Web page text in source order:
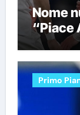
Nome
“Piace
Primo